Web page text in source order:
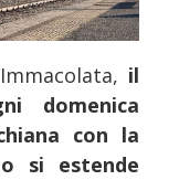
il
domenica
con la
si estende